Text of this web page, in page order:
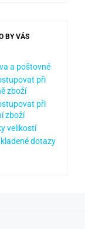
BY VÁS
a poštovné
při
zboží
při
zboží
velikostí
dotazy